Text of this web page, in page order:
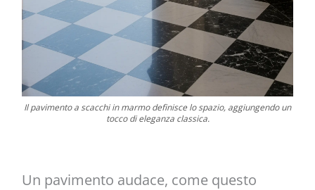
Il pavimento a scacchi in marmo definisce lo spazio, aggiungendo un
tocco di eleganza classica.
Un pavimento audace, come questo